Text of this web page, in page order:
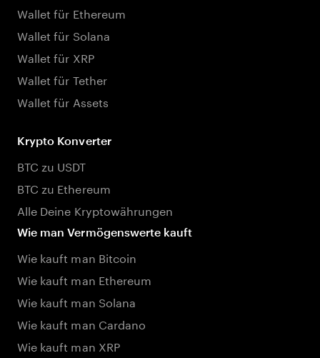
Wallet für Ethereum
Wallet für Solana
Wallet für XRP
Wallet für Tether
Wallet für Assets
Krypto Konverter
BTC zu USDT
BTC zu Ethereum
Alle Deine Kryptowährungen
Wie man Vermögenswerte kauft
Wie kauft man Bitcoin
Wie kauft man Ethereum
Wie kauft man Solana
Wie kauft man Cardano
Wie kauft man XRP